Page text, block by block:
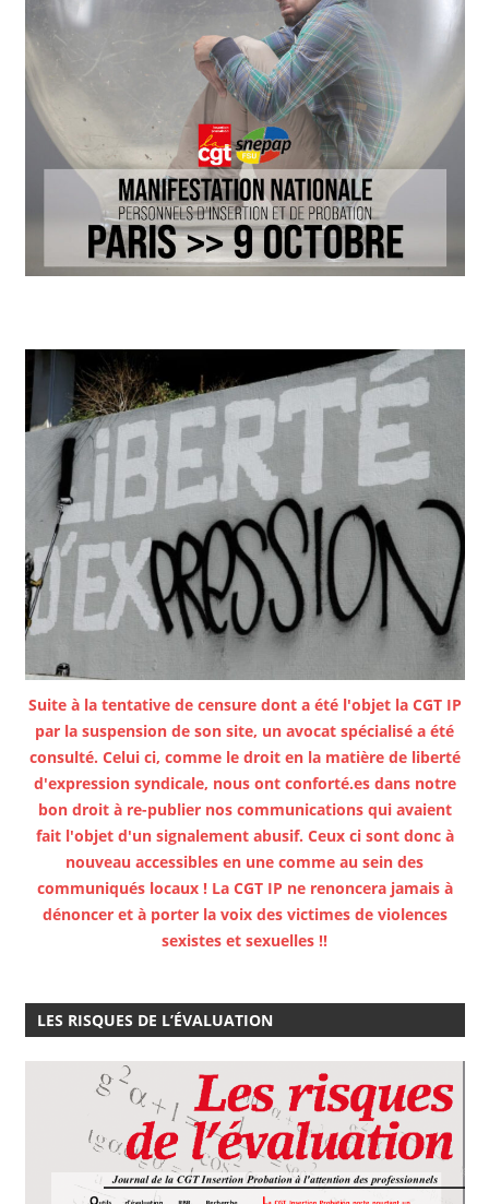
Suite à la tentative de censure dont a été l'objet la CGT IP
par la suspension de son site, un avocat spécialisé a été
consulté. Celui ci, comme le droit en la matière de liberté
d'expression syndicale, nous ont conforté.es dans notre
bon droit à re-publier nos communications qui avaient
fait l'objet d'un signalement abusif. Ceux ci sont donc à
nouveau accessibles en une comme au sein des
communiqués locaux ! La CGT IP ne renoncera jamais à
dénoncer et à porter la voix des victimes de violences
sexistes et sexuelles !!
LES RISQUES DE L’ÉVALUATION